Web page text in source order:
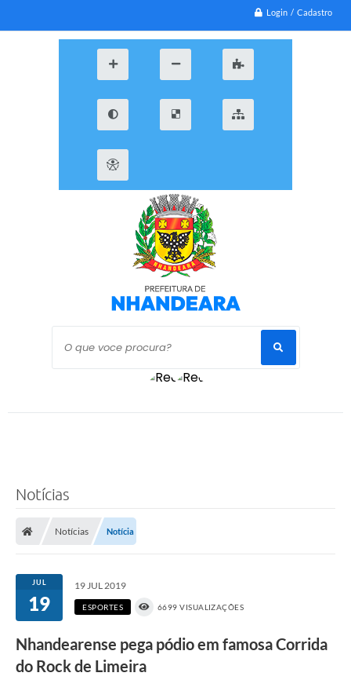
Login / Cadastro
O que voce procura?
Notícias
Notícias Notícia
JUL
19
19 JUL 2019
ESPORTES 6699 VISUALIZAÇÕES
Nhandearense pega pódio em famosa Corrida
do Rock de Limeira